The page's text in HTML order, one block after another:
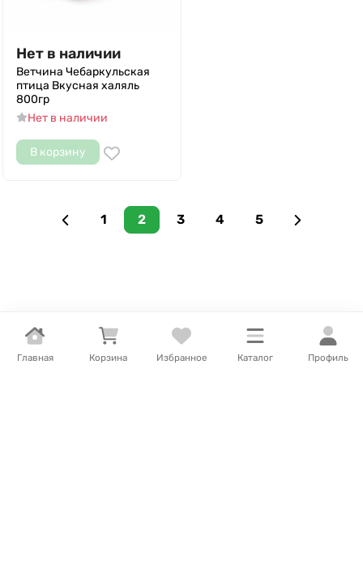
Главная Корзина Избранное Каталог Профиль
Нет в наличии
Ветчина Чебаркульская
птица Вкусная халяль
800гр
Нет в наличии
В корзину
1 2 3 4 5